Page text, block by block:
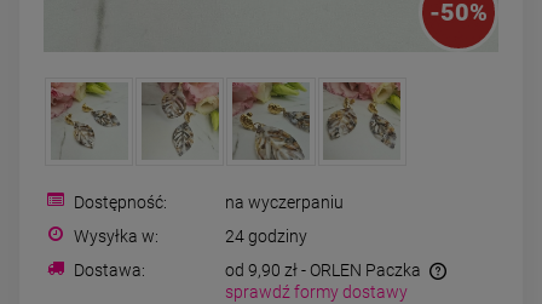
Kolczyki STAL
CHIRURGICZNA motylek
39,00 zł
DO KOSZYKA
CHIRURGICZNA
-50%
Dostępność:
na wyczerpaniu
Wysyłka w:
24 godziny
Dostawa:
od 9,90 zł - ORLEN Paczka
sprawdź formy dostawy